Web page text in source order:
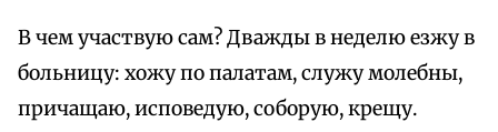
В чем участвую сам? Дважды в неделю езжу в
больницу: хожу по палатам, служу молебны,
причащаю, исповедую, соборую, крещу.